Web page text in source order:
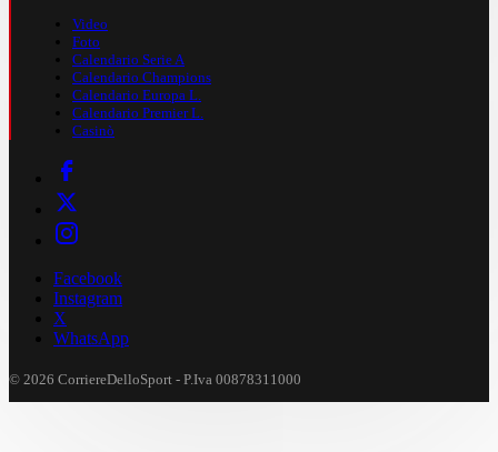
Video
Foto
Calendario Serie A
Calendario Champions
Calendario Europa L.
Calendario Premier L.
Casinò
Facebook
Instagram
X
WhatsApp
© 2026 CorriereDelloSport - P.Iva 00878311000